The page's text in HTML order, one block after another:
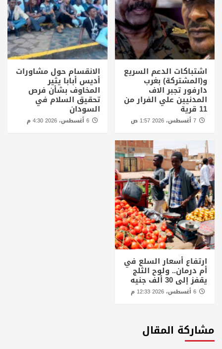
اشتباكات الدعم السريع
و(المشتركة) بغرب
دارفور تجبر الاف
المدنيين علي الفرار من
11 قرية
الانقسام حول مشاورات
أديس أبابا يثير
المخاوف بشأن فرص
تحقيق السلام في
السودان
6 أغسطس، 2026 4:30 م
ارتفاع أسعار السلع في
أم درمان.. ولوح الثلج
يقفز إلى 30 ألف جنيه
مشاركة المقال